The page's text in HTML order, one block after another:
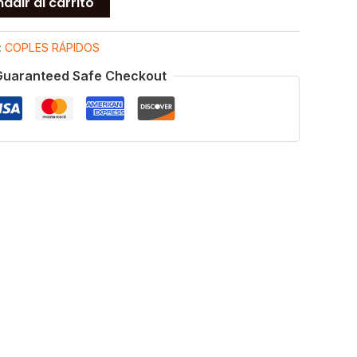
COPLES RÁPIDOS
Safe Checkout